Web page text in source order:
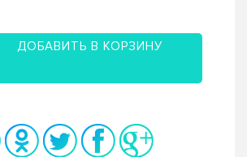
ДОБАВИТЬ В КОРЗИНУ